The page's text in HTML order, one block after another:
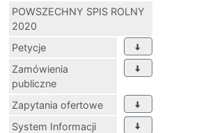
POWSZECHNY SPIS ROLNY
2020
Petycje
Zamówienia
publiczne
Zapytania ofertowe
System Informacji